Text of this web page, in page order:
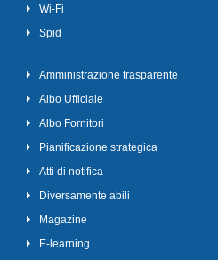
Wi-Fi
Spid
Amministrazione trasparente
Albo Ufficiale
Albo Fornitori
Pianificazione strategica
Atti di notifica
Diversamente abili
Magazine
E-learning